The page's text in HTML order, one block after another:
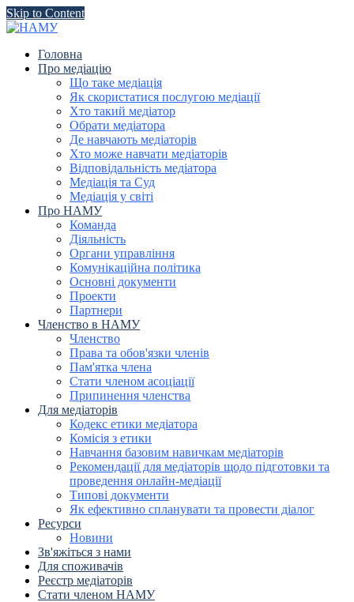
Skip to Content
Головна
Про медіацію
Що таке медіація
Як скористатися послугою медіації
Хто такий медіатор
Обрати медіатора
Де навчають медіаторів
Хто може навчати медіаторів
Відповідальність медіатора
Медіація та Суд
Медіація у світі
Про НАМУ
Команда
Діяльність
Органи управління
Комунікаційна політика
Основні документи
Проекти
Партнери
Членство в НАМУ
Членство
Права та обов'язки членів
Пам'ятка члена
Стати членом асоціації
Припинення членства
Для медіаторів
Кодекс етики медіатора
Комісія з етики
Навчання базовим навичкам медіаторів
Рекомендації для медіаторів щодо підготовки та
проведення онлайн-медіації
Типові документи
Як ефективно спланувати та провести діалог
Ресурси
Новини
Зв'яжіться з нами
Для споживачів
Реєстр медіаторів
Стати членом НАМУ